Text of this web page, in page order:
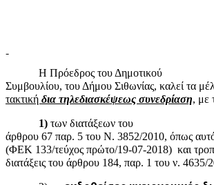
Η Πρόεδρος του Δημοτικού
Συμβουλίου, του Δήμου Σιθωνίας, καλεί τα
τακτική δια τηλεδιασκέψεως συνεδρίαση, με
1) των διατάξεων του
άρθρου 67 παρ. 5 του Ν. 3852/2010, όπως
(ΦΕΚ 133/τεύχος πρώτο/19-07-2018) και
διατάξεις του άρθρου 184, παρ. 1 του ν. 4635/